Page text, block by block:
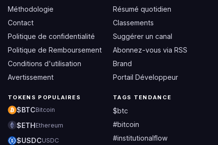
Méthodologie
Contact
Politique de confidentialité
Politique de Remboursement
Conditions d'utilisation
Avertissement
Résumé quotidien
Classements
Suggérer un canal
Abonnez-vous via RSS
Brand
Portail Développeur
TOKENS POPULAIRES
$BTCBitcoin
$ETHEthereum
$USDCUSDC
TAGS TENDANCE
$btc
#bitcoin
#institutionalflow